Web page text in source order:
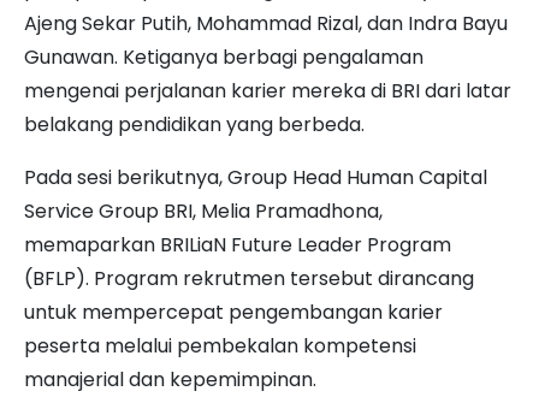
Ajeng Sekar Putih, Mohammad Rizal, dan Indra Bayu
Gunawan. Ketiganya berbagi pengalaman
mengenai perjalanan karier mereka di BRI dari latar
belakang pendidikan yang berbeda.
Pada sesi berikutnya, Group Head Human Capital
Service Group BRI, Melia Pramadhona,
memaparkan BRILiaN Future Leader Program
(BFLP). Program rekrutmen tersebut dirancang
untuk mempercepat pengembangan karier
peserta melalui pembekalan kompetensi
manajerial dan kepemimpinan.